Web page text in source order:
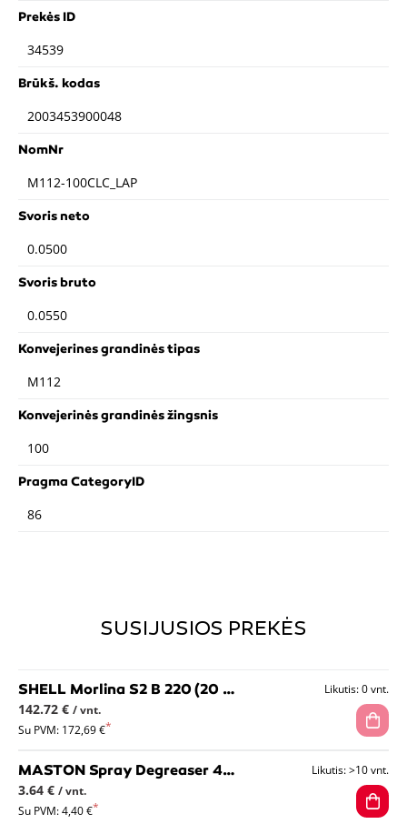
Prekės ID
34539
Brūkš. kodas
2003453900048
NomNr
M112-100CLC_LAP
Svoris neto
0.0500
Svoris bruto
0.0550
Konvejerines grandinės tipas
M112
Konvejerinės grandinės žingsnis
100
Pragma CategoryID
86
SUSIJUSIOS PREKĖS
SHELL Morlina S2 B 220 (20 L) cirkuliacinių sistemų alyva
142.72 € / vnt.
Su PVM: 172,69 €
Likutis: 0 vnt.
MASTON Spray Degreaser 400ml - tepalų, riebalų valiklis-nuriebalintojas
3.64 € / vnt.
Su PVM: 4,40 €
Likutis: >10 vnt.